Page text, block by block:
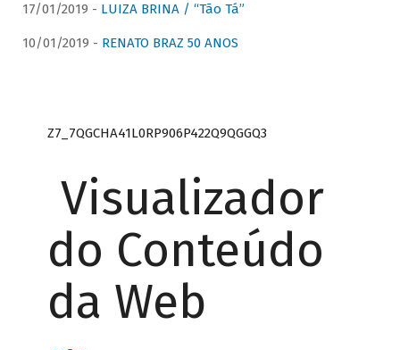
17/01/2019 - LUIZA BRINA / “Tão Tá”
10/01/2019 - RENATO BRAZ 50 ANOS
Z7_7QGCHA41L0RP906P422Q9QGGQ3
Visualizador
do Conteúdo
da Web